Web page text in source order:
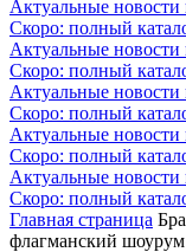
Актуальные
Скоро: полный
Актуальные
Скоро: полный
Актуальные
Скоро: полный
Актуальные
Скоро: полный
Актуальные
Скоро: полный
Главная страница
флагманский